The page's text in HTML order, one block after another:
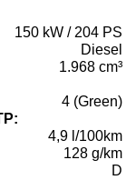
150 kW / 204 PS
Diesel
1.968 cm³
4 (Green)
4,9 l/100km
128 g/km
D